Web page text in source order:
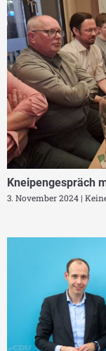
Kneipengespräch
3. November 2024